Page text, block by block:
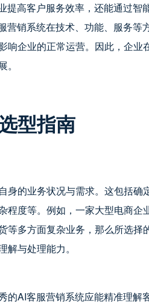
提高客户服务效率，还能通过智
营销系统在技术、功能、服务等
响企业的正常运营。因此，企业
型指南
身的业务状况与需求。这包括确
程度等。例如，一家大型电商企
等多方面复杂业务，那么所选
与处理能力。
的AI客服营销系统应能精准理解